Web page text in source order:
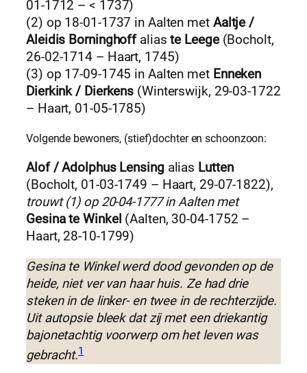
01-1712 – < 1737)
(2) op 18-01-1737 in Aalten met Aaltje /
Aleidis Borninghoffaliaste Leege(Bocholt,
26-02-1714 – Haart, 1745)
(3) op 17-09-1745 in Aalten met Enneken
Dierkink / Dierkens (Winterswijk, 29-03-1722
– Haart, 01-05-1785)
Volgende bewoners, (stief)dochter en schoonzoon:
Alof / Adolphus Lensingalias Lutten
(Bocholt, 01-03-1749 – Haart, 29-07-1822),
trouwt (1) op 20-04-1777 in Aalten met
Gesina te Winkel (Aalten, 30-04-1752 –
Haart, 28-10-1799)
Gesina te Winkel werd dood gevonden op de
heide, niet ver van haar huis. Ze had drie
steken in de linker- en twee in de rechterzijde.
Uit autopsie bleek dat zij met een driekantig
bajonetachtig voorwerp om het leven was
gebracht.1